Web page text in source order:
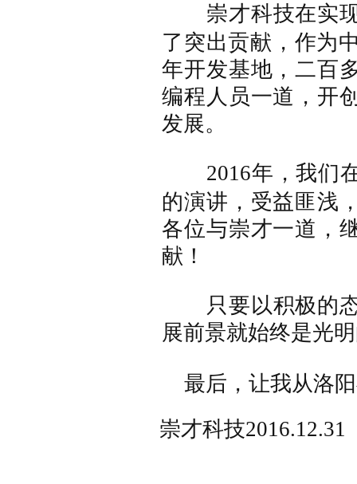
崇才科技在实
了突出贡献，作为
年开发基地，二百
编程人员一道， 开
发展。
2016年，我们
的演讲，受益匪浅
各位与崇才一道，
献！
只要以积极的
展前景就始终是光
最后，让我从洛阳
崇才科技2016.12.31